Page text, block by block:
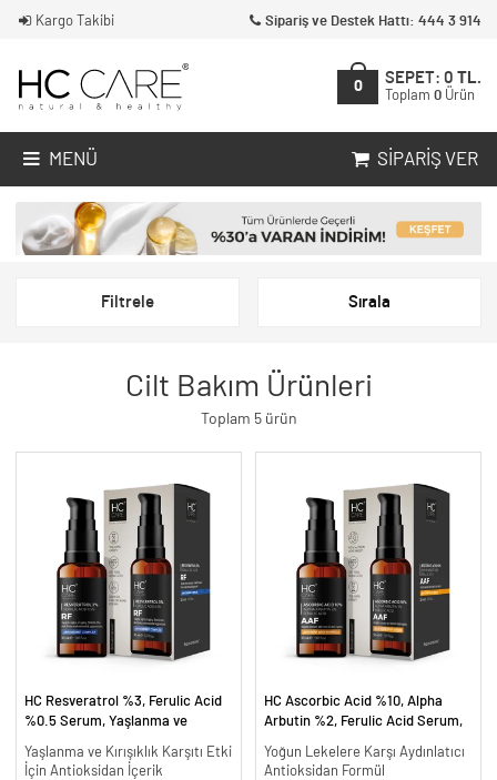
Kargo Takibi Sipariş ve Destek Hattı: 444 3 914
0
SEPET: 0 TL.
Toplam 0 Ürün
MENÜ SIPARIŞ VER
Filtrele Sırala
Cilt Bakım Ürünleri
Toplam 5 ürün
HC Resveratrol %3, Ferulic Acid
%0.5 Serum, Yaşlanma ve
Yaşlanma ve Kırışıklık Karşıtı Etki
İçin Antioksidan İçerik
HC Ascorbic Acid %10, Alpha
Arbutin %2, Ferulic Acid Serum,
ml.
Yoğun Lekelere Karşı Aydınlatıcı
Antioksidan Formül